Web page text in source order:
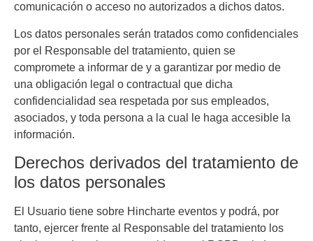
comunicación o acceso no autorizados a dichos datos.
Los datos personales serán tratados como confidenciales
por el Responsable del tratamiento, quien se
compromete a informar de y a garantizar por medio de
una obligación legal o contractual que dicha
confidencialidad sea respetada por sus empleados,
asociados, y toda persona a la cual le haga accesible la
información.
Derechos derivados del tratamiento de
los datos personales
El Usuario tiene sobre Hincharte eventos y podrá, por
tanto, ejercer frente al Responsable del tratamiento los